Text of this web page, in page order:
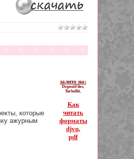
которые
ажурным
залито на:
DepositFiles,
TurboBit,
Как
читать
форматы
djvu,
pdf